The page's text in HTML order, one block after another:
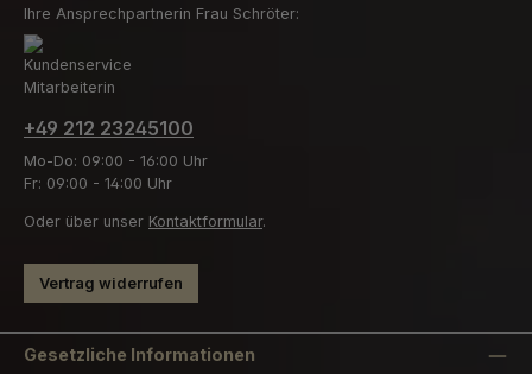
Ihre Ansprechpartnerin Frau Schröter:
+49 212 23245100
Mo-Do: 09:00 - 16:00 Uhr
Fr: 09:00 - 14:00 Uhr
Oder über unser Kontaktformular.
Vertrag widerrufen
Gesetzliche Informationen